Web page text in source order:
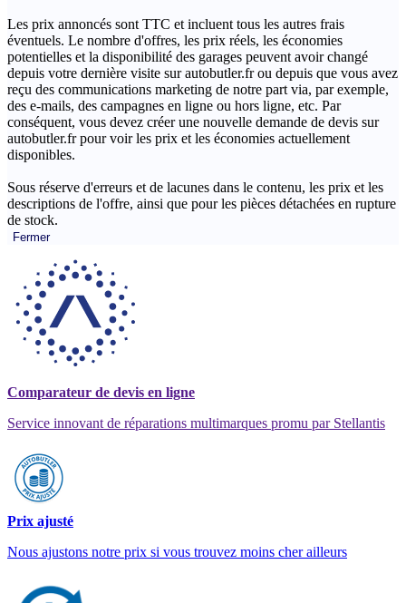
Les prix annoncés sont TTC et incluent tous les autres frais
éventuels. Le nombre d'offres, les prix réels, les économies
potentielles et la disponibilité des garages peuvent avoir changé
depuis votre dernière visite sur autobutler.fr ou depuis que vous avez
reçu des communications marketing de notre part via, par exemple,
des e-mails, des campagnes en ligne ou hors ligne, etc. Par
conséquent, vous devez créer une nouvelle demande de devis sur
autobutler.fr pour voir les prix et les économies actuellement
disponibles.
Sous réserve d'erreurs et de lacunes dans le contenu, les prix et les
descriptions de l'offre, ainsi que pour les pièces détachées en rupture
de stock.
Fermer
Comparateur de devis en ligne
Service innovant de réparations multimarques promu par Stellantis
Prix ajusté
Nous ajustons notre prix si vous trouvez moins cher ailleurs